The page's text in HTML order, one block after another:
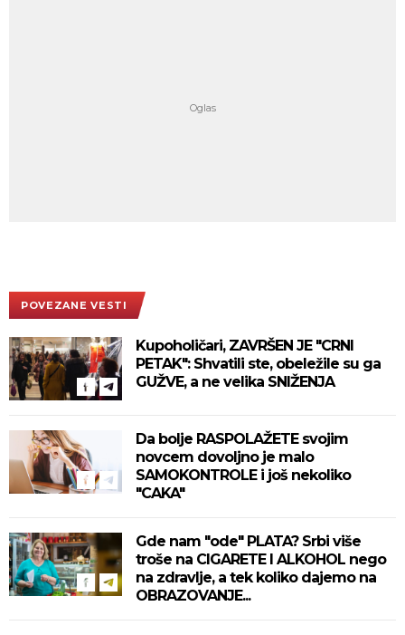
POVEZANE VESTI
Kupoholičari, ZAVRŠEN JE "CRNI
PETAK": Shvatili ste, obeležile su ga
GUŽVE, a ne velika SNIŽENJA
Da bolje RASPOLAŽETE svojim
novcem dovoljno je malo
SAMOKONTROLE i još nekoliko
"CAKA"
Gde nam "ode" PLATA? Srbi više
troše na CIGARETE I ALKOHOL nego
na zdravlje, a tek koliko dajemo na
OBRAZOVANJE...